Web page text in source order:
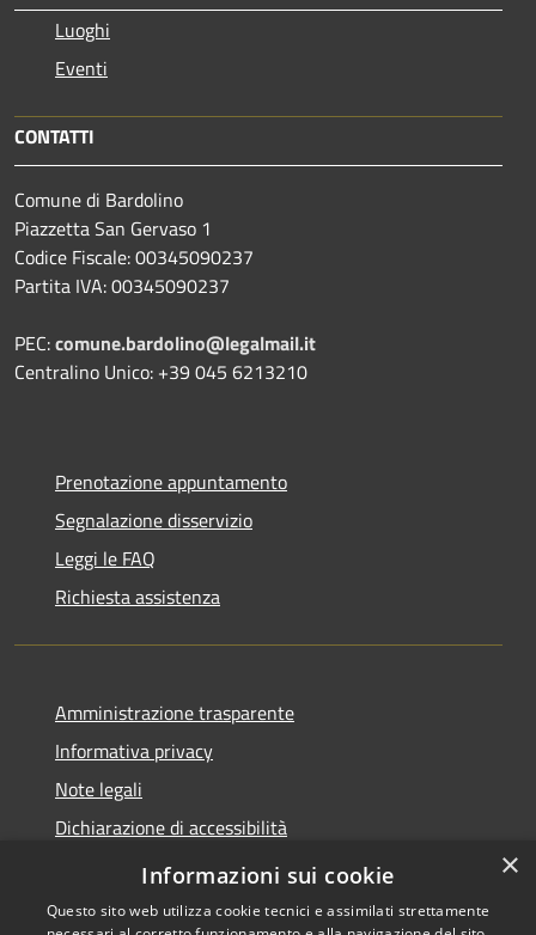
Luoghi
Eventi
CONTATTI
Comune di Bardolino
Piazzetta San Gervaso 1
Codice Fiscale: 00345090237
Partita IVA: 00345090237
PEC:comune.bardolino@legalmail.it
Centralino Unico: +39 045 6213210
Prenotazione appuntamento
Segnalazione disservizio
Leggi le FAQ
Richiesta assistenza
Amministrazione trasparente
Informativa privacy
Note legali
Dichiarazione di accessibilità
Link app municipium
×
Informazioni sui cookie
Questo sito web utilizza cookie tecnici e assimilati strettamente